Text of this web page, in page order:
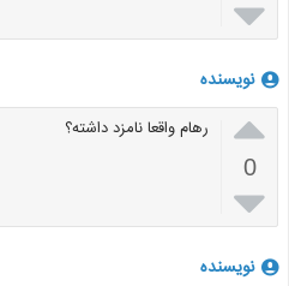

نویسنده

0

رهام واقعا نامزد داشته؟
نویسنده